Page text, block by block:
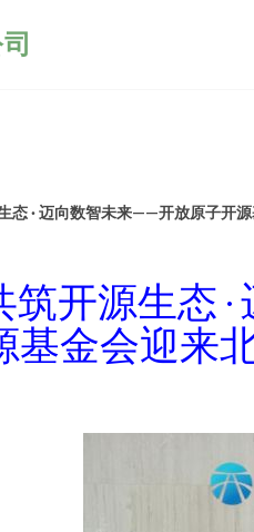
态 · 迈向数智未来——开放原子开
筑开源生态
基金会迎来